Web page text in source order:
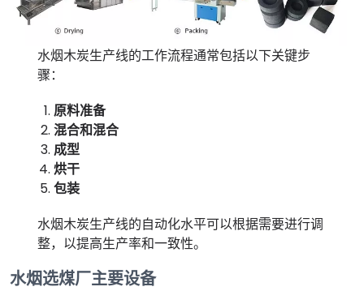
水烟木炭生产线的工作流程通常包括以下关键步
骤：
原料准备
混合和混合
成型
烘干
包装
水烟木炭生产线的自动化水平可以根据需要进行调
整，以提高生产率和一致性。
水烟选煤厂主要设备